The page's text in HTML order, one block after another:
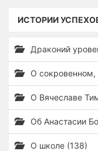
ИСТОРИИ
Драконий
О
О Вячеславе
Об Анастасии
О школе (138)